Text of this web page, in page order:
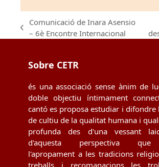
previous
Comunicació de Inara Asensio
– 6è Encontre Internacional
Sobre CETR
és una associació sense ànim de
doble objectiu íntimament
cantó es proposa estudiar i difondre
de cultiu de la qualitat humana i
profunda des d'una vessant
d'aquesta perspectiva que
l'apropament a les tradicions
treballs i recomanacions les